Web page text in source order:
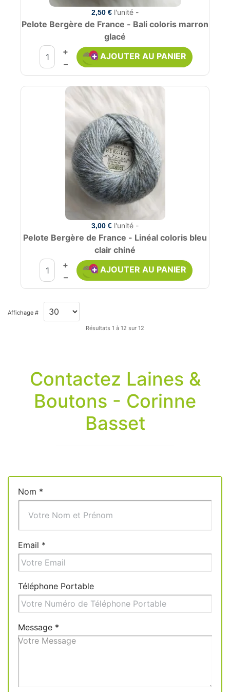
2,50 € l'unité -
Pelote Bergère de France - Bali coloris marron
glacé
+
–
AJOUTER AU PANIER
3,00 € l'unité -
Pelote Bergère de France - Linéal coloris bleu
clair chiné
+
–
AJOUTER AU PANIER
Affichage #
Résultats 1 à 12 sur 12
Contactez Laines &
Boutons - Corinne
Basset
Nom *
Email *
Téléphone Portable
Message *